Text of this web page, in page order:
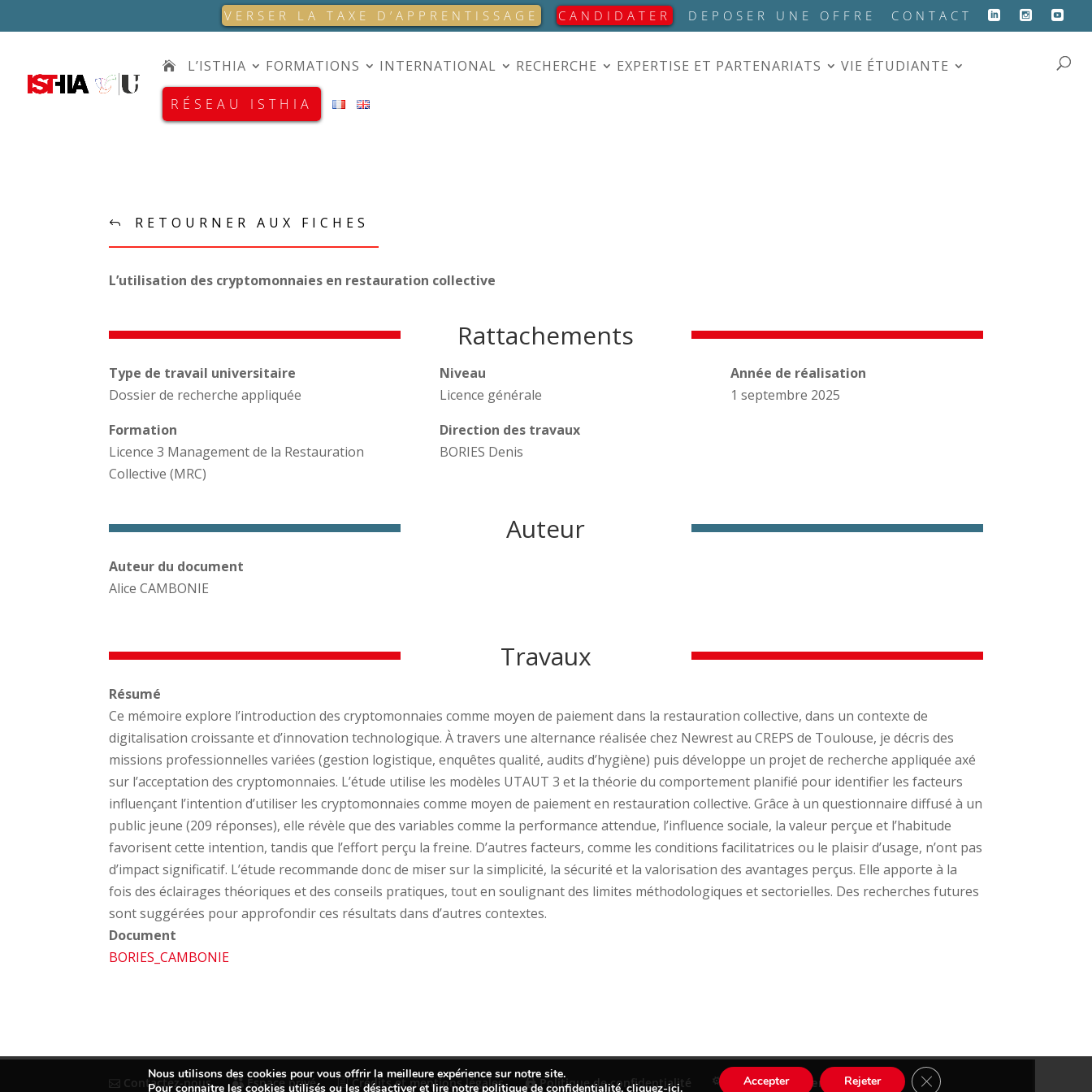
VERSER LA TAXE D’APPRENTISSAGE CANDIDATER DEPOSER UNE OFFRE CONTACT
L’ISTHIA FORMATIONS INTERNATIONAL RECHERCHE EXPERTISE ET PARTENARIATS VIE ÉTUDIANTE
RÉSEAU ISTHIA
RETOURNER AUX FICHES
L’utilisation des cryptomonnaies en restauration collective
Rattachements
Type de travail universitaire
Dossier de recherche appliquée
Formation
Licence 3 Management de la Restauration
Collective (MRC)
Niveau
Licence générale
Direction des travaux
BORIES Denis
Année de réalisation
1 septembre 2025
Auteur
Auteur du document
Alice CAMBONIE
Travaux
Résumé
Ce mémoire explore l’introduction des cryptomonnaies comme moyen de paiement dans la restauration collective, dans un contexte de
digitalisation croissante et d’innovation technologique. À travers une alternance réalisée chez Newrest au CREPS de Toulouse, je décris des
missions professionnelles variées (gestion logistique, enquêtes qualité, audits d’hygiène) puis développe un projet de recherche appliquée axé
sur l’acceptation des cryptomonnaies. L’étude utilise les modèles UTAUT 3 et la théorie du comportement planifié pour identifier les facteurs
influençant l’intention d’utiliser les cryptomonnaies comme moyen de paiement en restauration collective. Grâce à un questionnaire diffusé à un
public jeune (209 réponses), elle révèle que des variables comme la performance attendue, l’influence sociale, la valeur perçue et l’habitude
favorisent cette intention, tandis que l’effort perçu la freine. D’autres facteurs, comme les conditions facilitatrices ou le plaisir d’usage, n’ont pas
d’impact significatif. L’étude recommande donc de miser sur la simplicité, la sécurité et la valorisation des avantages perçus. Elle apporte à la
fois des éclairages théoriques et des conseils pratiques, tout en soulignant des limites méthodologiques et sectorielles. Des recherches futures
sont suggérées pour approfondir ces résultats dans d’autres contextes.
Document
BORIES_CAMBONIE
Contactez-nous Espace privé Crédits et mentions légales Politique de confidentialité Conception Agence CosiWeb
Nous utilisons des cookies pour vous offrir la meilleure expérience sur notre site.
Pour connaitre les cookies utilisés ou les désactiver et lire notre politique de confidentialité,cliquez-ici. Accepter Rejeter Fermer la bannière des cookies